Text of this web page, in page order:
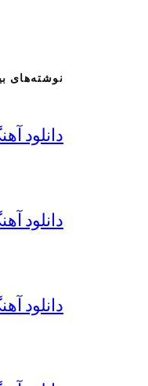
نوشته‌های
دانلود
دانلود
دانلود